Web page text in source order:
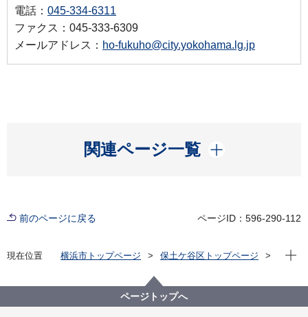
電話： 045-334-6311
ファクス：045-333-6309
メールアドレス： ho-fukuho@city.yokohama.lg.jp
関連ページ一覧
開く
前のページに戻る ページID：596-290-112
現在位置 横浜市トップページ
保土ケ谷区トップページ
【募集は終了しました】【保土ケ谷区】会計年度任用
職員（福祉保健課事務補助業務（事務職・日額））募
集
現在
ページトップへ